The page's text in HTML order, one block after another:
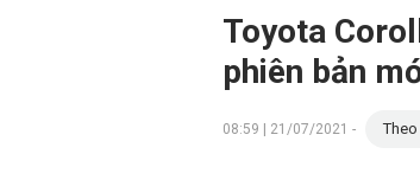
Toyota
phiên bản
08:59 | 21/07/2021 -